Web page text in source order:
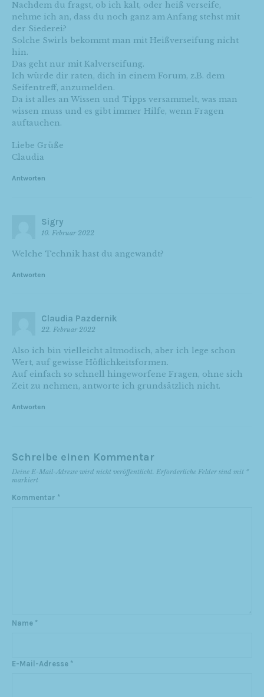
Nachdem du fragst, ob ich kalt, oder heiß verseife,
nehme ich an, dass du noch ganz am Anfang stehst mit
der Siederei?
Solche Swirls bekommt man mit Heißverseifung nicht
hin.
Das geht nur mit Kalverseifung.
Ich würde dir raten, dich in einem Forum, z.B. dem
Seifentreff, anzumelden.
Da ist alles an Wissen und Tipps versammelt, was man
wissen muss und es gibt immer Hilfe, wenn Fragen
auftauchen.
Liebe Grüße
Claudia
Antworten
Sigry
10. Februar 2022
Welche Technik hast du angewandt?
Antworten
Claudia Pazdernik
22. Februar 2022
Also ich bin vielleicht altmodisch, aber ich lege schon
Wert, auf gewisse Höflichkeitsformen.
Auf einfach so schnell hingeworfene Fragen, ohne sich
Zeit zu nehmen, antworte ich grundsätzlich nicht.
Antworten
Schreibe einen Kommentar
Deine E-Mail-Adresse wird nicht veröffentlicht. Erforderliche Felder sind mit *
markiert
Kommentar *
Name *
E-Mail-Adresse *